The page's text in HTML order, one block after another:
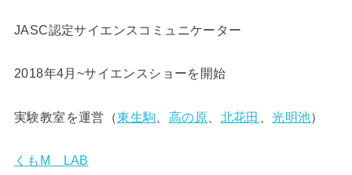
JASC認定サイエンスコミュニケーター
2018年4月~サイエンスショーを開始
実験教室を運営（東生駒 高の原 北花田 、光明池）
くもM LAB